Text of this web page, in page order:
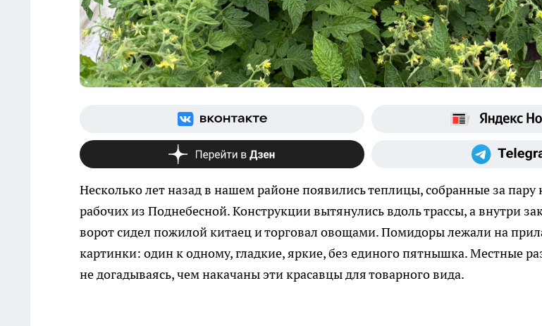
Несколько лет назад в нашем районе появились теплицы, собранные за пару
рабочих из Поднебесной. Конструкции вытянулись вдоль трассы, а внутри
ворот сидел пожилой китаец и торговал овощами. Помидоры лежали на
картинки: один к одному, гладкие, яркие, без единого пятнышка. Местные
не догадываясь, чем накачаны эти красавцы для товарного вида.